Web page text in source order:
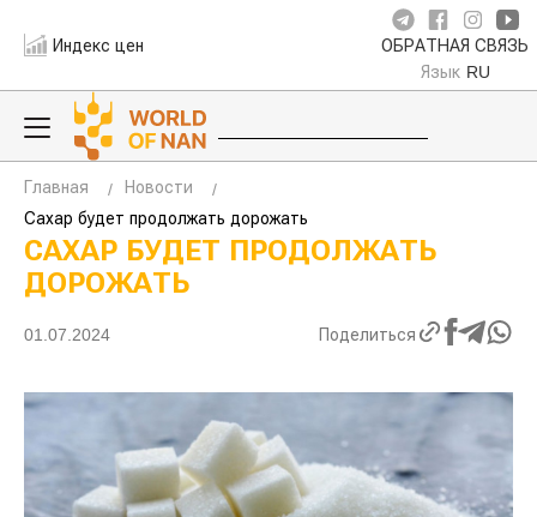
Индекс цен ОБРАТНАЯ СВЯЗЬ
Язык RU
Главная
Новости
Сахар будет продолжать дорожать
САХАР БУДЕТ ПРОДОЛЖАТЬ
ДОРОЖАТЬ
01.07.2024 Поделиться